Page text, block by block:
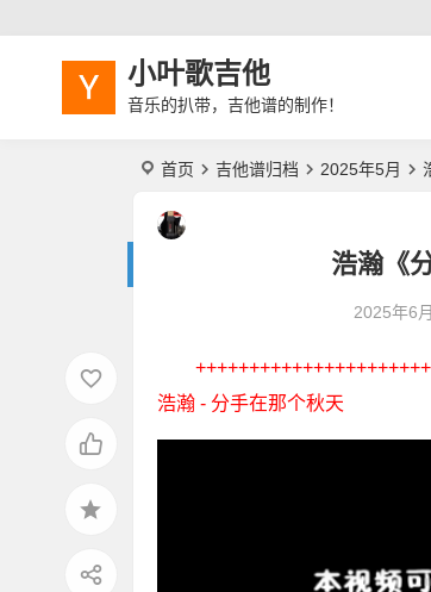
小叶歌吉他
音乐的扒带，吉他谱的制作！
首页 吉他谱归档 2025年5月
浩瀚《
2025年6
浩瀚 - 分手在那个秋天